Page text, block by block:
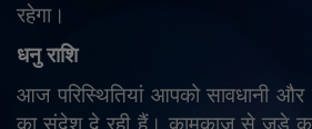
रहेगा।
धनु राशि
आज परिस्थितियां आपको सावधानी
का संदेश दे रही हैं। कामकाज से जुड़े